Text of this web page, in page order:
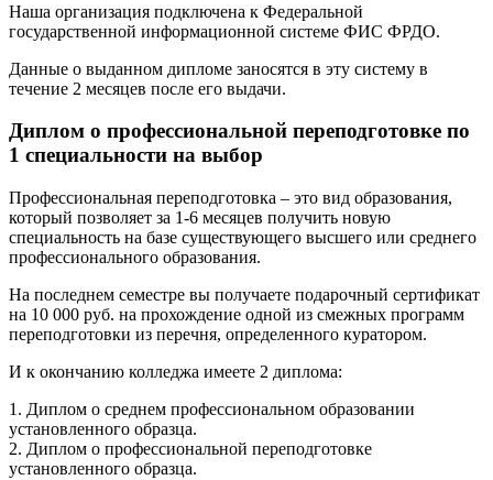
Наша организация подключена к Федеральной
государственной информационной системе ФИС ФРДО.
Данные о выданном дипломе заносятся в эту систему в
течение 2 месяцев после его выдачи.
Диплом о профессиональной переподготовке по
1 специальности на выбор
Профессиональная переподготовка – это вид образования,
который позволяет за 1-6 месяцев получить новую
специальность на базе существующего высшего или среднего
профессионального образования.
На последнем семестре вы получаете подарочный сертификат
на 10 000 руб. на прохождение одной из смежных программ
переподготовки из перечня, определенного куратором.
И к окончанию колледжа имеете 2 диплома:
1. Диплом о среднем профессиональном образовании
установленного образца.
2. Диплом о профессиональной переподготовке
установленного образца.